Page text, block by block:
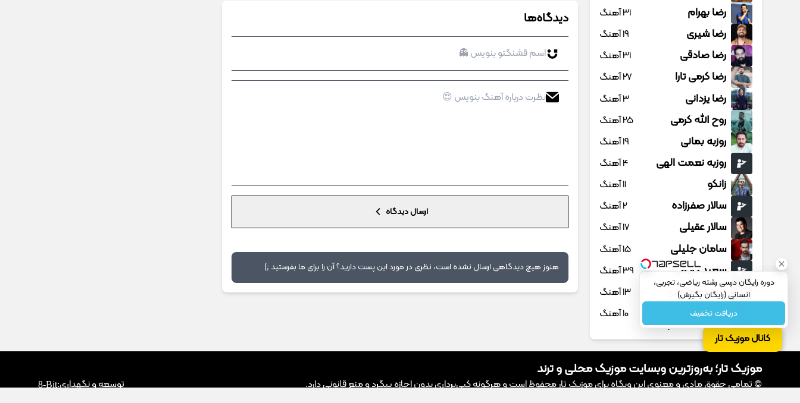
کانال موزیک تار
دیدگاه‌ها
ارسال دیدگاه
هنوز هیچ دیدگاهی ارسال نشده است، نظری در مورد این پست دارید؟ آن را برای ما بفرستید ;)
رضا بهرام 31 آهنگ
رضا شیری 19 آهنگ
رضا صادقی 31 آهنگ
رضا کرمی تارا 27 آهنگ
رضا یزدانی 3 آهنگ
روح الله کرمی 25 آهنگ
روزبه بمانی 19 آهنگ
روزبه نعمت الهی 4 آهنگ
زانکو 11 آهنگ
سالار صفرزاده 2 آهنگ
سالار عقیلی 17 آهنگ
سامان جلیلی 15 آهنگ
سعید کریمی 39 آهنگ
سعید محمدی 13 آهنگ
سهراب پاکزاد 10 آهنگ
سهیل مهرزادگان
سیروان خسروی
سینا پارسیان
موزیک تار؛ به‌روزترین وبسایت موزیک محلی و ترند
© تمامی حقوق مادی و معنوی این وبگاه برای موزیک تار محفوظ است و هرگونه کپی‌برداری بدون اجازه پیگرد و منع قانونی دارد. توسعه و نگهداری:8-Bit
دوره رایگان درسی رشته ریاضی، تجربی،
انسانی (رایگان بگیرش)
دریافت تخفیف